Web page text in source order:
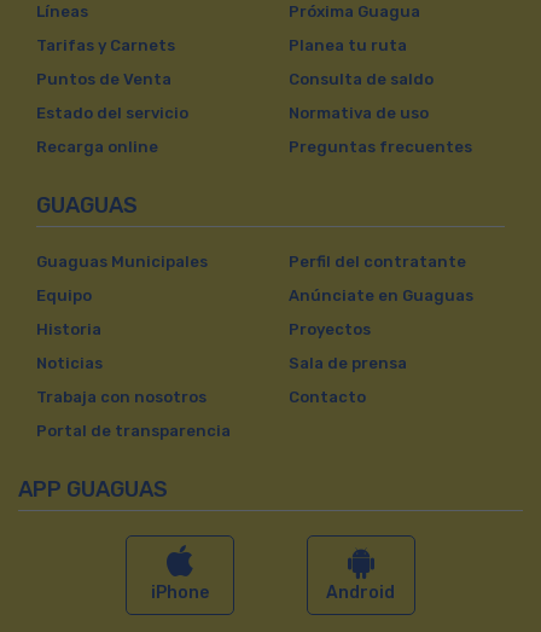
Líneas
Tarifas y Carnets
Puntos de Venta
Estado del servicio
Recarga online
Próxima Guagua
Planea tu ruta
Consulta de saldo
Normativa de uso
Preguntas frecuentes
GUAGUAS
Guaguas Municipales
Equipo
Historia
Noticias
Trabaja con nosotros
Portal de transparencia
Perfil del contratante
Anúnciate en Guaguas
Proyectos
Sala de prensa
Contacto
APP GUAGUAS
iPhone Android